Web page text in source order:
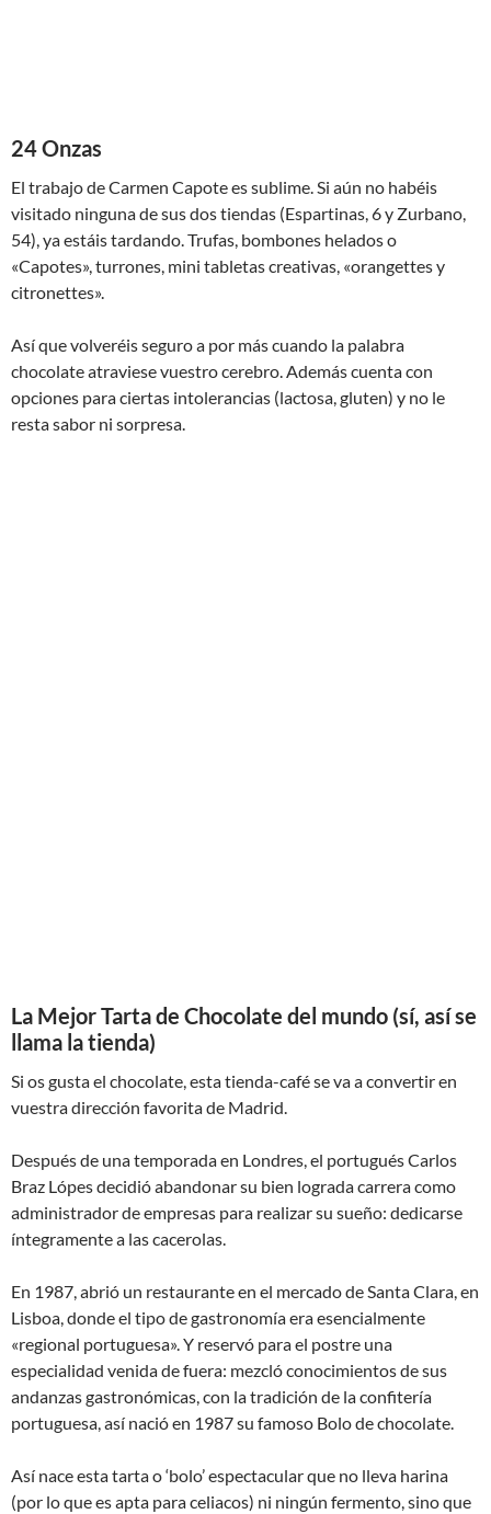
24 Onzas
El trabajo de Carmen Capote es sublime. Si aún no habéis
visitado ninguna de sus dos tiendas (Espartinas, 6 y Zurbano,
54), ya estáis tardando. Trufas, bombones helados o
«Capotes», turrones, mini tabletas creativas, «orangettes y
citronettes».
Así que volveréis seguro a por más cuando la palabra
chocolate atraviese vuestro cerebro. Además cuenta con
opciones para ciertas intolerancias (lactosa, gluten) y no le
resta sabor ni sorpresa.
La Mejor Tarta de Chocolate del mundo (sí, así se
llama la tienda)
Si os gusta el chocolate, esta tienda-café se va a convertir en
vuestra dirección favorita de Madrid.
Después de una temporada en Londres, el portugués Carlos
Braz Lópes decidió abandonar su bien lograda carrera como
administrador de empresas para realizar su sueño: dedicarse
íntegramente a las cacerolas.
En 1987, abrió un restaurante en el mercado de Santa Clara, en
Lisboa, donde el tipo de gastronomía era esencialmente
«regional portuguesa». Y reservó para el postre una
especialidad venida de fuera: mezcló conocimientos de sus
andanzas gastronómicas, con la tradición de la confitería
portuguesa, así nació en 1987 su famoso Bolo de chocolate.
Así nace esta tarta o ‘bolo’ espectacular que no lleva harina
(por lo que es apta para celiacos) ni ningún fermento, sino que